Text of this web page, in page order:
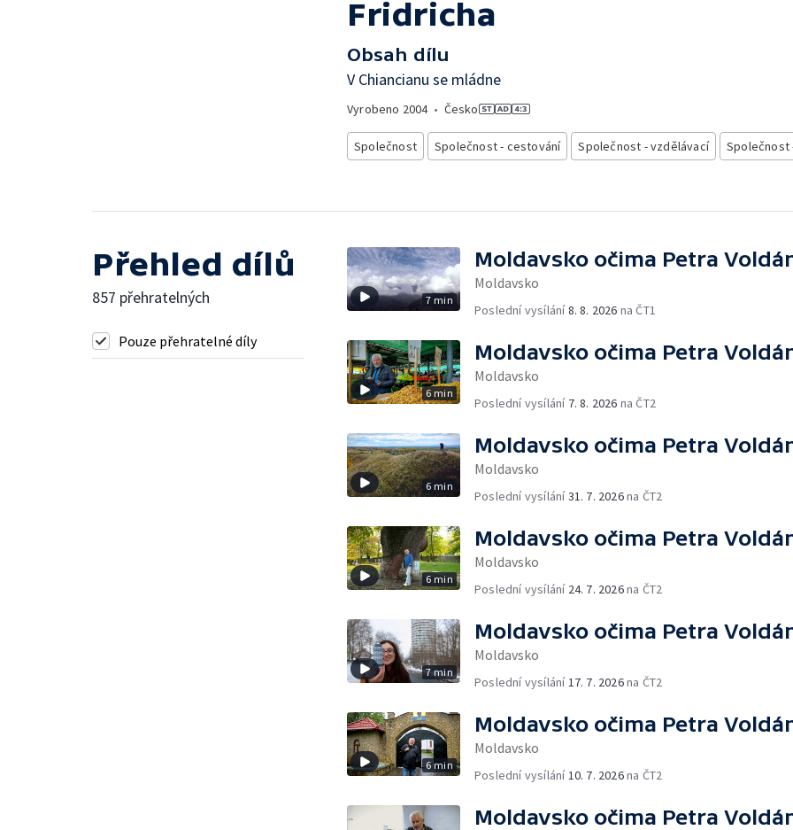
Fridricha
Obsah dílu
V Chiancianu se mládne
Vyrobeno 2004• Česko
Společnost Společnost - cestování Společnost - vzdělávací Společnost
Přehled dílů
857 přehratelných
Pouze přehratelné díly
7 min
Moldavsko očima Petra
Moldavsko
Poslední vysílání8. 8. 2026 na ČT1
6 min
Moldavsko očima Petra
Moldavsko
Poslední vysílání 7. 8. 2026 na ČT2
6 min
Moldavsko očima Petra
Moldavsko
Poslední vysílání31. 7. 2026na ČT2
6 min
Moldavsko očima Petra
Moldavsko
Poslední vysílání 24. 7. 2026na ČT2
7 min
Moldavsko očima Petra
Moldavsko
Poslední vysílání 17. 7. 2026na ČT2
6 min
Moldavsko očima Petra
Moldavsko
Poslední vysílání 10. 7. 2026na ČT2
Moldavsko očima Petra